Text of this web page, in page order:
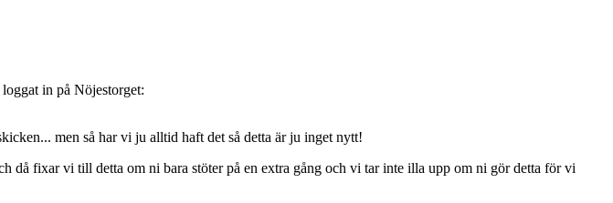
in på Nöjestorget:
men så har vi ju alltid haft det så detta är ju inget nytt!
fixar vi till detta om ni bara stöter på en extra gång och vi tar inte illa upp om ni gör detta för vi